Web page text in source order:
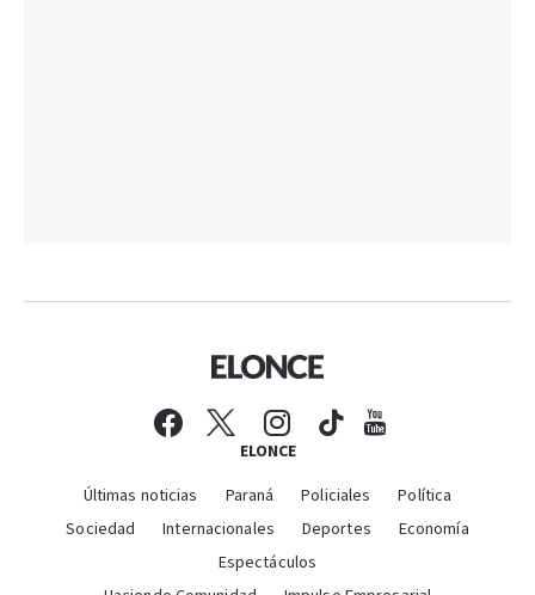
ELONCE
Últimas noticias Paraná Policiales
Política
Sociedad
Internacionales Deportes
Economía
Espectáculos